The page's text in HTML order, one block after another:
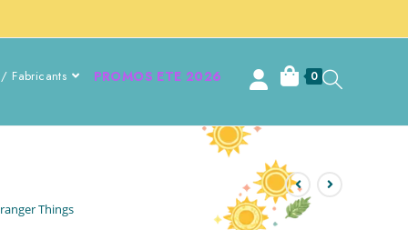
Fabricants PROMOS ETE 2026 0
Things